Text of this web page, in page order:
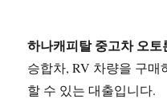
하나캐피탈 중고차 오토
승합차, RV 차량을 구매
할 수 있는 대출입니다.